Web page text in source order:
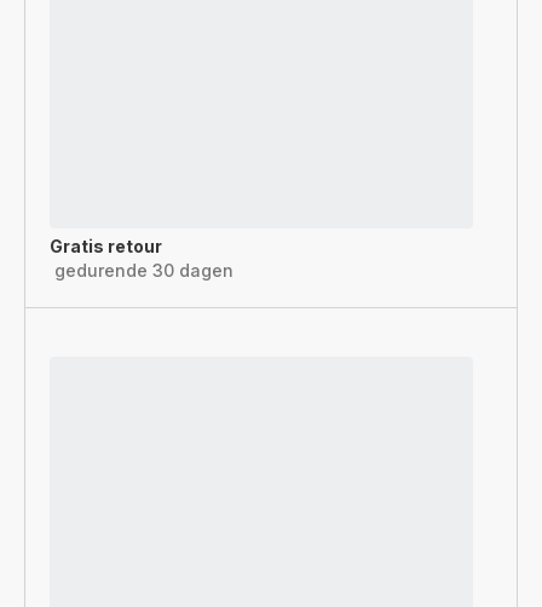
Gratis retour
gedurende 30 dagen